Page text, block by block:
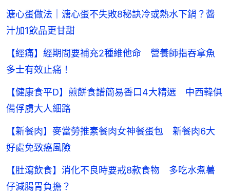
溏心蛋做法｜溏心蛋不失敗8秘訣冷或熱水下鍋？醬
汁加1飲品更甘甜
【經痛】經期間要補充2種維他命 營養師指吞拿魚
多士有效止痛！
【健康食平D】煎餅食譜簡易香口4大精選 中西韓俱
備俘虜大人細路
【新餐肉】麥當勞推素餐肉女神餐蛋包 新餐肉6大
好處免致癌風險
【肚瀉飲食】消化不良時要戒8款食物 多吃水煮薯
仔減腸胃負擔？